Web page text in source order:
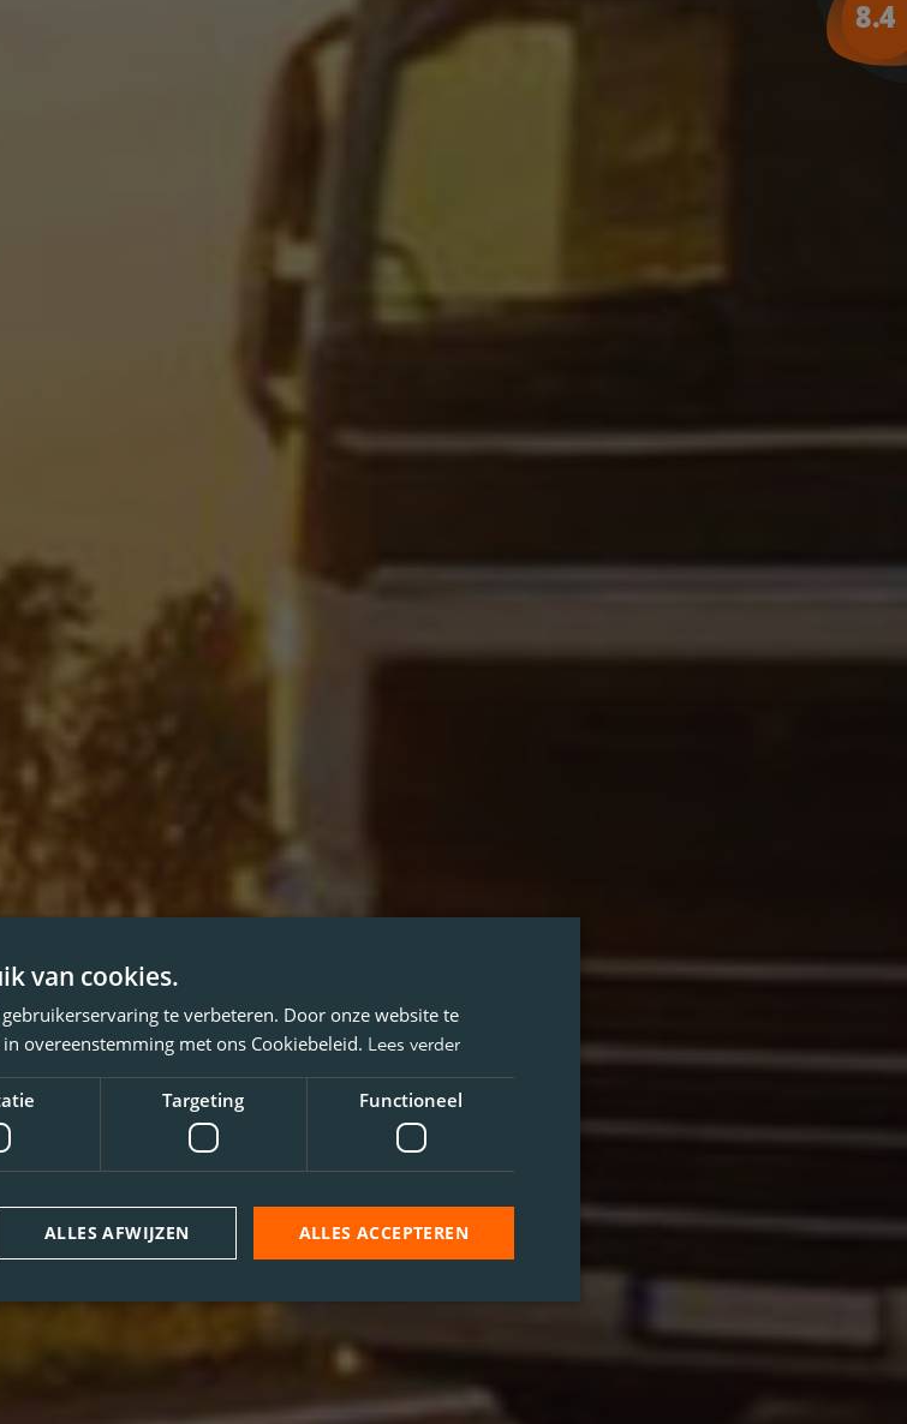
van cookies.
te verbeteren. Door onze website te
overeenstemming met ons Cookiebeleid. Lees verder
Targeting Functioneel
ALLES ACCEPTEREN
ALLES AFWIJZEN